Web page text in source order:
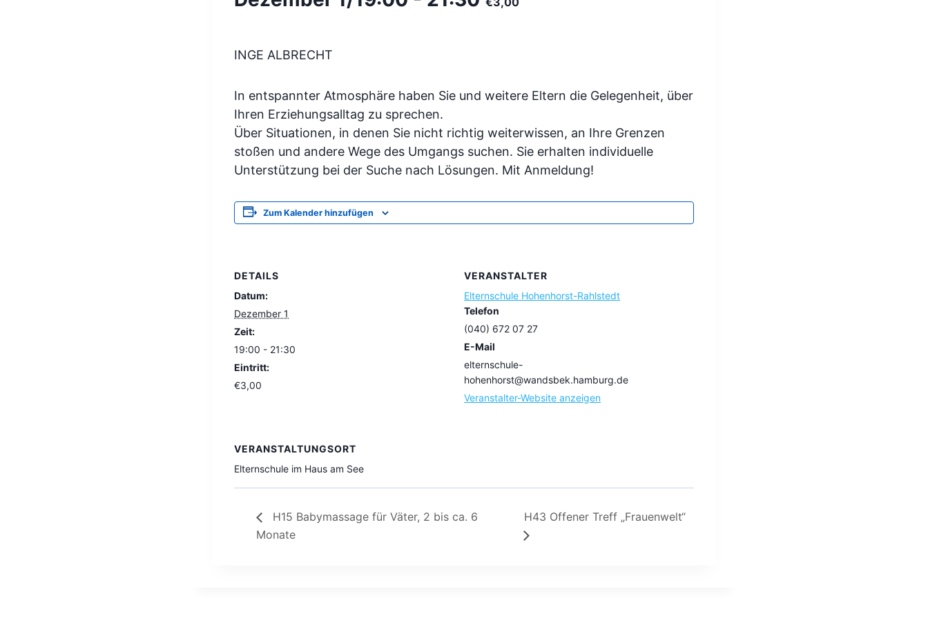
INGE ALBRECHT
In entspannter Atmosphäre haben Sie und weitere Eltern die Gelegenheit, über
Ihren Erziehungsalltag zu sprechen.
Über Situationen, in denen Sie nicht richtig weiterwissen, an Ihre Grenzen
stoßen und andere Wege des Umgangs suchen. Sie erhalten individuelle
Unterstützung bei der Suche nach Lösungen. Mit Anmeldung!
Zum Kalender hinzufügen
DETAILS
Datum:
Dezember 1
Zeit:
19:00 - 21:30
Eintritt:
€3,00
VERANSTALTER
Elternschule Hohenhorst-Rahlstedt
Telefon
(040) 672 07 27
E-Mail
elternschule-
hohenhorst@wandsbek.hamburg.de
Veranstalter-Website anzeigen
VERANSTALTUNGSORT
Elternschule im Haus am See
H15 Babymassage für Väter, 2 bis ca. 6
Monate
H43 Offener Treff „Frauenwelt“